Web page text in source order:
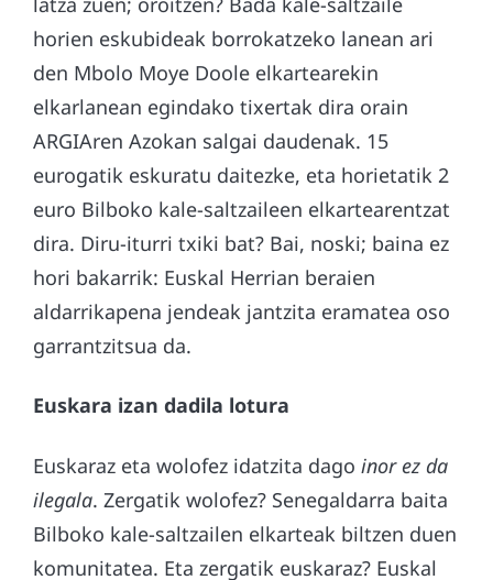
horien eskubideak borrokatzeko lanean ari
den Mbolo Moye Doole elkartearekin
elkarlanean egindako tixertak dira orain
ARGIAren Azokan salgai daudenak. 15
eurogatik eskuratu daitezke, eta horietatik 2
euro Bilboko kale-saltzaileen elkartearentzat
dira. Diru-iturri txiki bat? Bai, noski; baina ez
hori bakarrik: Euskal Herrian beraien
aldarrikapena jendeak jantzita eramatea oso
garrantzitsua da.
Euskara izan dadila lotura
Euskaraz eta wolofez idatzita dago inor ez da
ilegala. Zergatik wolofez? Senegaldarra baita
Bilboko kale-saltzailen elkarteak biltzen duen
komunitatea. Eta zergatik euskaraz? Euskal